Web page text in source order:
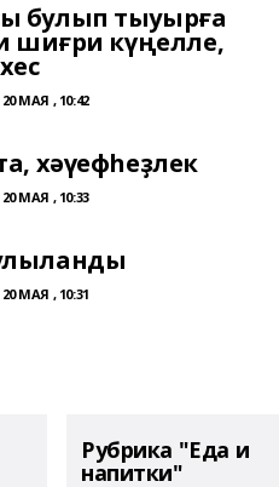
булып тыуырға
шиғри күңелле,
20 МАЯ , 10:42
хәүефһеҙлек
20 МАЯ , 10:33
20 МАЯ , 10:31
Рубрика "Еда и
напитки"